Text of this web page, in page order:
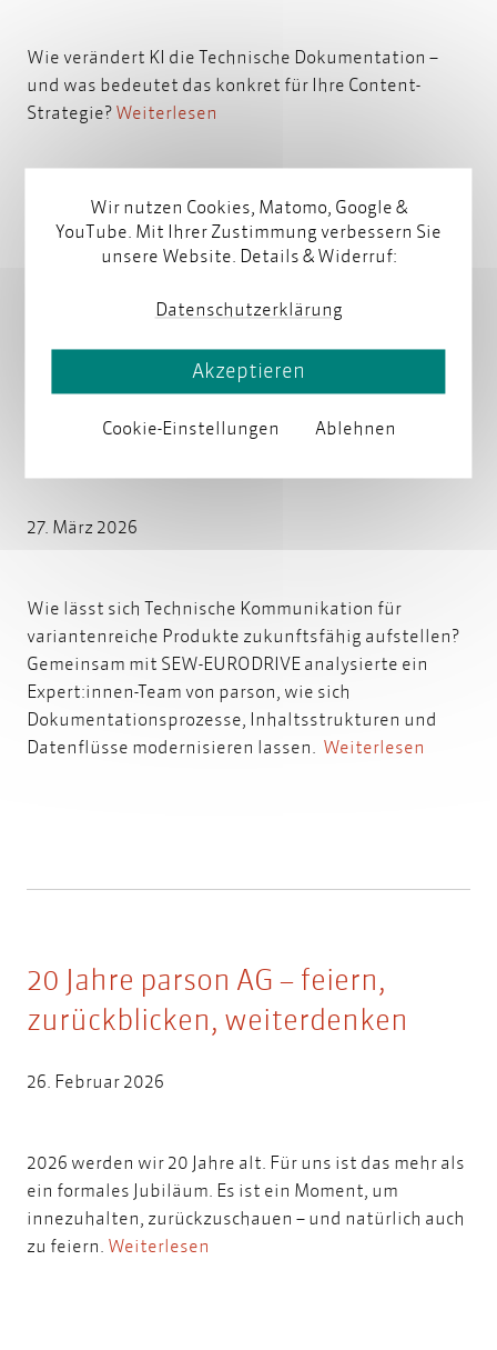
Wie verändert KI die Technische Dokumentation –
und was bedeutet das konkret für Ihre Content-
Strategie?Weiterlesen
parson unterstützt SEW-
EURODRIVE bei Entwicklung
einer modernen
27. März 2026
Wie lässt sich Technische Kommunikation für
variantenreiche Produkte zukunftsfähig aufstellen?
Gemeinsam mit SEW-EURODRIVE analysierte ein
Expert:innen-Team von parson, wie sich
Dokumentationsprozesse, Inhaltsstrukturen und
Datenflüsse modernisieren lassen. Weiterlesen
20 Jahre parson AG – feiern,
zurückblicken, weiterdenken
26. Februar 2026
2026 werden wir 20 Jahre alt. Für uns ist das mehr als
ein formales Jubiläum. Es ist ein Moment, um
innezuhalten, zurückzuschauen – und natürlich auch
zu feiern. Weiterlesen
Wir nutzen Cookies, Matomo, Google &
YouTube. Mit Ihrer Zustimmung verbessern Sie
unsere Website. Details & Widerruf:
Datenschutzerklärung
Cookie-Einstellungen Ablehnen
Akzeptieren